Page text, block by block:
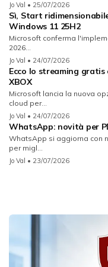
Jo Val • 25/07/2026
Sì, Start
Windows 11 25H2
Microsoft conferma
2026...
Jo Val • 24/07/2026
Ecco lo streaming
XBOX
Microsoft lancia la nuova
cloud per...
Jo Val • 24/07/2026
WhatsApp: novità per
WhatsApp si aggiorna con
per migl...
Jo Val • 23/07/2026